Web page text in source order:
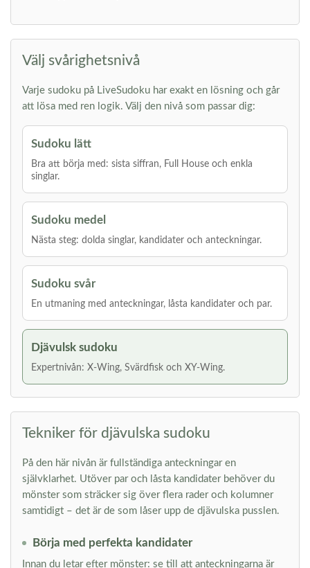
Välj svårighetsnivå
Varje sudoku på LiveSudoku har exakt en lösning och går
att lösa med ren logik. Välj den nivå som passar dig:
Sudoku lätt
Bra att börja med: sista siffran, Full House och enkla
singlar.
Sudoku medel
Nästa steg: dolda singlar, kandidater och anteckningar.
Sudoku svår
En utmaning med anteckningar, låsta kandidater och par.
Djävulsk sudoku
Expertnivån: X-Wing, Svärdfisk och XY-Wing.
Tekniker för djävulska sudoku
På den här nivån är fullständiga anteckningar en
självklarhet. Utöver par och låsta kandidater behöver du
mönster som sträcker sig över flera rader och kolumner
samtidigt – det är de som låser upp de djävulska pusslen.
Börja med perfekta kandidater
Innan du letar efter mönster: se till att anteckningarna är